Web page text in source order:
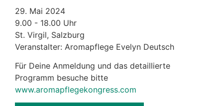
29. Mai 2024
9.00 - 18.00 Uhr
St. Virgil, Salzburg
Veranstalter: Aromapflege Evelyn Deutsch
Für Deine Anmeldung und das detaillierte
Programm besuche bitte
www.aromapflegekongress.com